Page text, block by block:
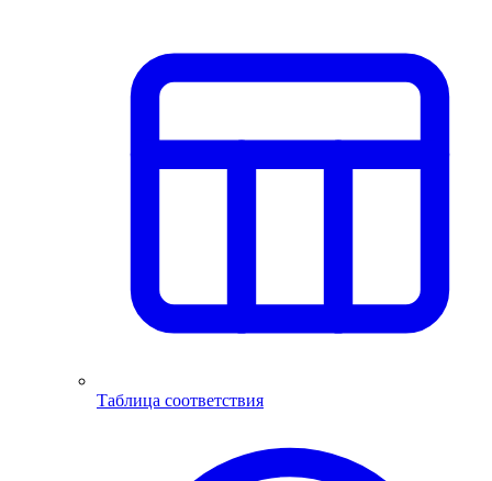
Таблица соответствия